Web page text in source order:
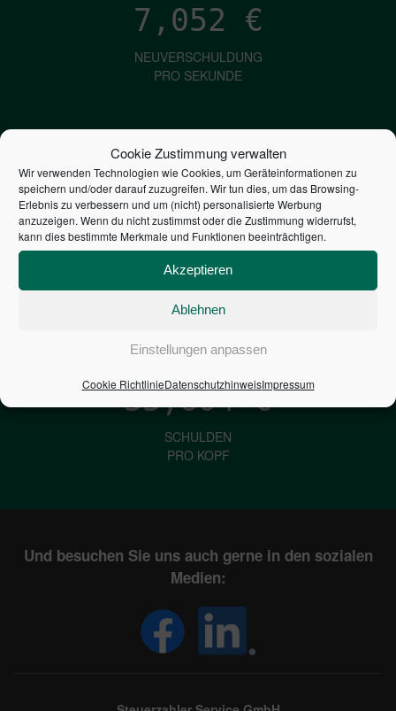
Cookie Zustimmung verwalten
Wir verwenden Technologien wie Cookies, um Geräteinformationen zu
speichern und/oder darauf zuzugreifen. Wir tun dies, um das Browsing-
Erlebnis zu verbessern und um (nicht) personalisierte Werbung
anzuzeigen. Wenn du nicht zustimmst oder die Zustimmung widerrufst,
kann dies bestimmte Merkmale und Funktionen beeinträchtigen.
Akzeptieren
Ablehnen
Einstellungen anpassen
Cookie RichtlinieDatenschutzhinweisImpressum
7,052 €
NEUVERSCHULDUNG
PRO SEKUNDE
1,601€
ZINSEN
PRO SEKUNDE
2,804,835,725,717
STAATSVERSCHULDUNG
33,604€
SCHULDEN
PRO KOPF
Und besuchen Sie uns auch gerne in den sozialen
Medien: